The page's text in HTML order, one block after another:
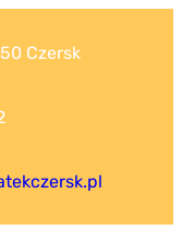
Czersk